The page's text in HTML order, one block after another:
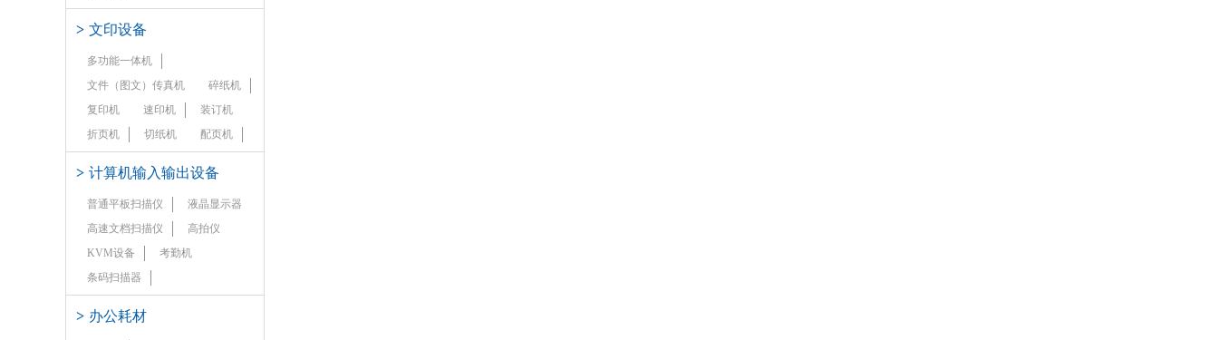
> 文印设备
多功能一体机
文件（图文）传真机
碎纸机
复印机
速印机
装订机
折页机
切纸机 配页机
> 计算机输入输出设备
普通平板扫描仪
液晶显示器
高速文档扫描仪
高拍仪
KVM设备
考勤机
条码扫描器
> 办公耗材